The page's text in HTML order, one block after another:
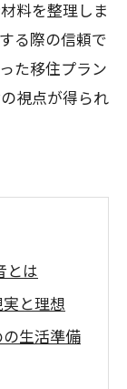
料を整理しま
る際の信頼で
た移住プラン
視点が得られ
とは
と理想
生活準備
さと利便